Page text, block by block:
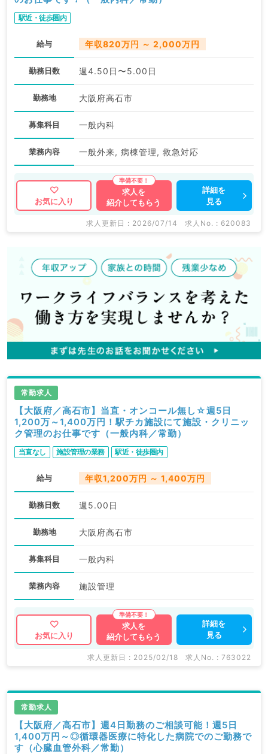
駅近・徒歩圏内
給与 年収820万円 ～ 2,000万円
勤務日数 週4.50日〜5.00日
勤務地 大阪府高石市
募集科目 一般内科
業務内容 一般外来, 病棟管理, 救急対応
お気に入り
求人を
紹介してもらう
詳細を
見る
求人更新日 : 2026/07/14 求人No. : 620083
常勤求人
【大阪府／高石市】当直・オンコール無し☆週5日
1,200万～1,400万円！駅チカ施設にて施設・クリニッ
ク管理のお仕事です（一般内科／常勤）
当直なし 施設管理の業務 駅近・徒歩圏内
給与 年収1,200万円 ～ 1,400万円
勤務日数 週5.00日
勤務地 大阪府高石市
募集科目 一般内科
業務内容 施設管理
お気に入り
求人を
紹介してもらう
詳細を
見る
求人更新日 : 2025/02/18 求人No. : 763022
常勤求人
【大阪府／高石市】週4日勤務のご相談可能！週5日
1,400万円～◎循環器医療に特化した病院でのご勤務で
す（心臓血管外科／常勤）